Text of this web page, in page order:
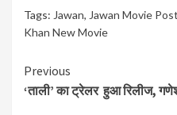
Tags: Jawan, Jawan Movie
Khan New Movie
Continue
Reading
Previous
‘ताली’ का ट्रेलर हुआ रिलीज,